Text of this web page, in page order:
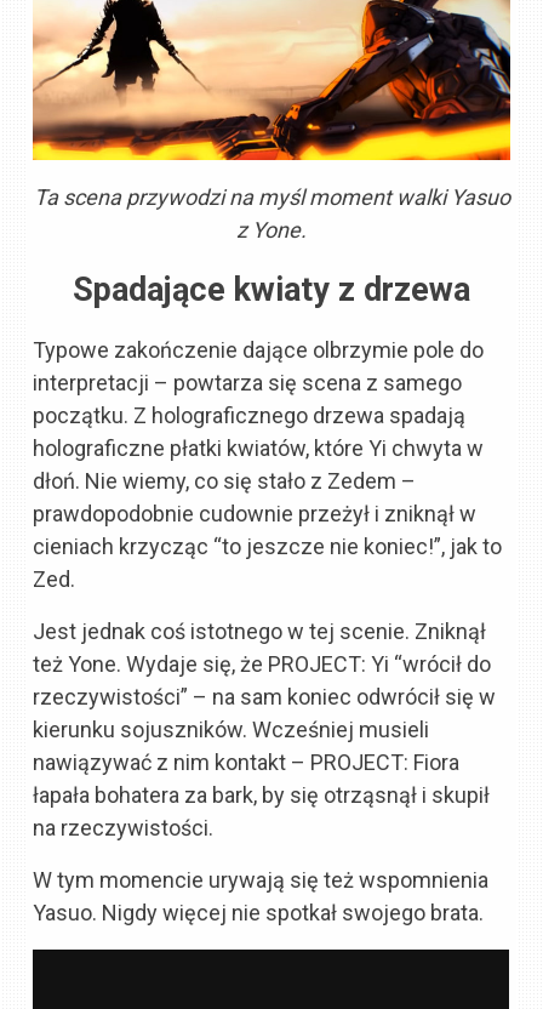
Ta scena przywodzi na myśl moment walki Yasuo
z Yone.
Spadające kwiaty z drzewa
Typowe zakończenie dające olbrzymie pole do
interpretacji – powtarza się scena z samego
początku. Z holograficznego drzewa spadają
holograficzne płatki kwiatów, które Yi chwyta w
dłoń. Nie wiemy, co się stało z Zedem –
prawdopodobnie cudownie przeżył i zniknął w
cieniach krzycząc “to jeszcze nie koniec!”, jak to
Zed.
Jest jednak coś istotnego w tej scenie. Zniknął
też Yone. Wydaje się, że PROJECT: Yi “wrócił do
rzeczywistości” – na sam koniec odwrócił się w
kierunku sojuszników. Wcześniej musieli
nawiązywać z nim kontakt – PROJECT: Fiora
łapała bohatera za bark, by się otrząsnął i skupił
na rzeczywistości.
W tym momencie urywają się też wspomnienia
Yasuo. Nigdy więcej nie spotkał swojego brata.